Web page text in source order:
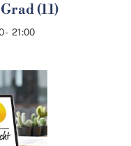
(11)
- 21:00